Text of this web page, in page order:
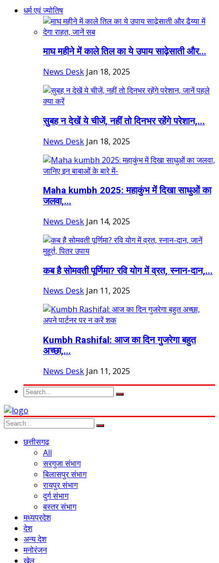
धर्म एवं ज्योतिष
माघ महीने में काले तिल का ये उपाय साढ़ेसाती और...
News Desk Jan 18, 2025
सुबह न देखें ये चीजें, नहीं तो दिनभर रहेंगे परेशान,...
News Desk Jan 18, 2025
Maha kumbh 2025: महाकुंभ में दिखा साधुओं का
जलवा,...
News Desk Jan 14, 2025
कब है सोमवती पूर्णिमा? रवि योग में व्रत, स्नान-दान,...
News Desk Jan 11, 2025
Kumbh Rashifal: आज का दिन गुजरेगा बहुत
अच्छा,...
News Desk Jan 11, 2025
छत्तीसगढ़
All
सरगुजा संभाग
बिलासपुर संभाग
रायपुर संभाग
दुर्ग संभाग
बस्तर संभाग
मध्यप्रदेश
देश
अन्य देश
मनोरंजन
खेल